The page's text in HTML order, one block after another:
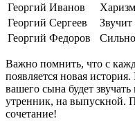
Георгий Иванов
Георгий Сергеев
Георгий Федоров
Важно помнить, что с
появляется новая
вашего сына будет
утренник, на выпускной.
сочетание!